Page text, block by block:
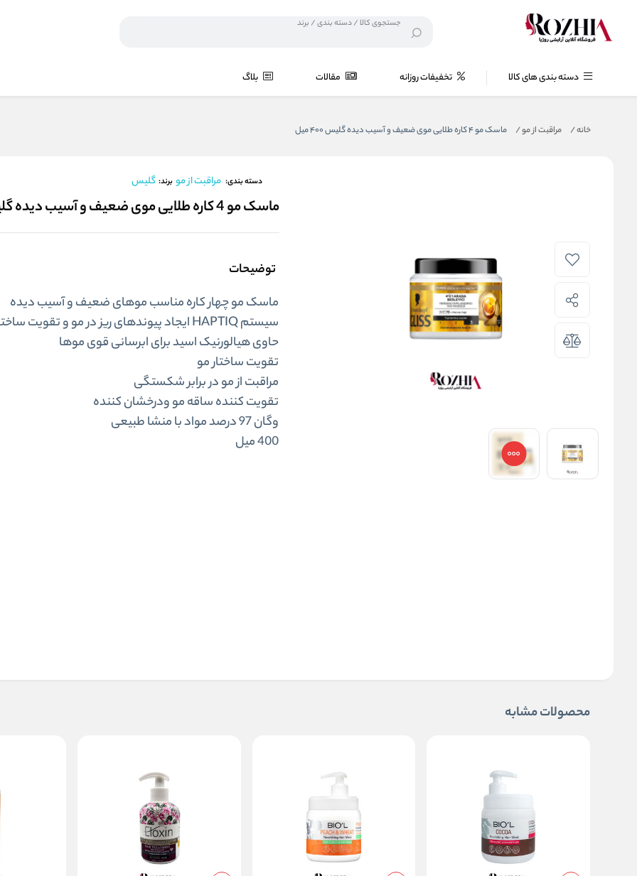
دسته بندی های کالا تخفیفات روزانه مقالات بلاگ
خانه/ مراقبت از مو/ ماسک مو 4 کاره طلایی موی ضعیف و آسیب دیده گلیس 400 میل
دسته بندی: مراقبت از مو برند: گلیس
ماسک مو 4 کاره طلایی موی ضعیف و آسیب دیده گلیس 400 میل
توضیحات
ماسک مو چهار کاره مناسب موهای ضعیف و آسیب دیده
سیستم HAPTIQ ایجاد پیوندهای ریز در مو و تقویت ساختار مو
حاوی هیالورنیک اسید برای ابرسانی قوی موها
تقویت ساختار مو
مراقبت از مو در برابر شکستگی
تقویت کننده ساقه مو ودرخشان کننده
وگان 97 درصد مواد با منشا طبیعی
400 ميل
محصولات مشابه